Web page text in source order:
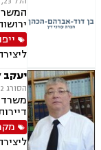
הרע,
יעקב
הסורג 2, ירושלים
משרד
דיני